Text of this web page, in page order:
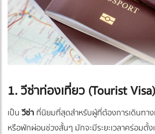
1. วีซ่าท่องเที่ยว (Tourist Visa)
เป็นวีซ่า ที่นิยมที่สุดสำหรับผู้ที่ต้องการเดินทาง
หรือพักผ่อนช่วงสั้นๆ มักจะมีระยะเวลาคร่อมตั้ง